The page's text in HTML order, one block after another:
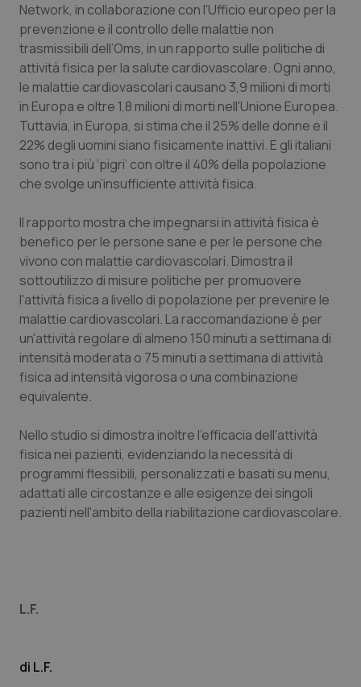
Campania
Emilia-Romagna
Friuli Venezia Giulia
Lazio
Liguria
Lombardia
Marche
Molise
Piemonte
Provincia Autonoma di Bolzano
Provincia Autonoma di Trento
Puglia
Sardegna
Car-T
Colesterolo & coronaropatie
Dermatite Atopica
Diabete & glucometri
Disturbi dell’umore
Dolore
Donna & Salute
Epatiti
HIV
Infezioni & Febbre
Ipertensione & Scompenso
Malattie rare
Malattia di Crohn & Rettocolite Ulcerosa
Network, in collaborazione con l'Ufficio europeo per la
prevenzione e il controllo delle malattie non
trasmissibili dell’Oms, in un rapporto sulle politiche di
attività fisica per la salute cardiovascolare. Ogni anno,
le malattie cardiovascolari causano 3,9 milioni di morti
in Europa e oltre 1,8 milioni di morti nell'Unione Europea.
Tuttavia, in Europa, si stima che il 25% delle donne e il
22% degli uomini siano fisicamente inattivi. E gli italiani
sono tra i più ‘pigri’ con oltre il 40% della popolazione
che svolge un’insufficiente attività fisica.
Il rapporto mostra che impegnarsi in attività fisica è
benefico per le persone sane e per le persone che
vivono con malattie cardiovascolari. Dimostra il
sottoutilizzo di misure politiche per promuovere
l'attività fisica a livello di popolazione per prevenire le
malattie cardiovascolari. La raccomandazione è per
un'attività regolare di almeno 150 minuti a settimana di
intensità moderata o 75 minuti a settimana di attività
fisica ad intensità vigorosa o una combinazione
equivalente.
Nello studio si dimostra inoltre l'efficacia dell'attività
fisica nei pazienti, evidenziando la necessità di
programmi flessibili, personalizzati e basati su menu,
adattati alle circostanze e alle esigenze dei singoli
pazienti nell'ambito della riabilitazione cardiovascolare.
L.F.
L.F.